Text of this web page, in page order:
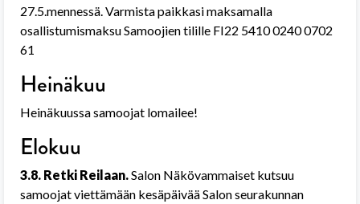
27.5.mennessä. Varmista paikkasi maksamalla
osallistumismaksu Samoojien tilille FI22 5410 0240 0702
61
Heinäkuu
Heinäkuussa samoojat lomailee!
Elokuu
3.8. Retki Reilaan.Salon Näkövammaiset kutsuu
samoojat viettämään kesäpäivää Salon seurakunnan